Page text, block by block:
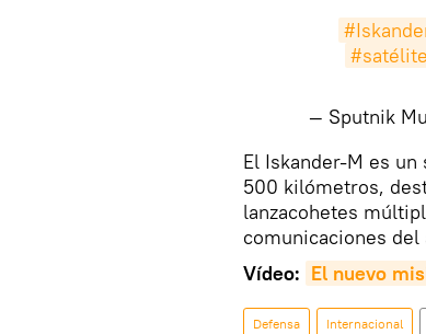
— Sputnik
​El Iskander-M es
500 kilómetros,
lanzacohetes
comunicaciones del
Vídeo: El nuevo
Defensa Internacional